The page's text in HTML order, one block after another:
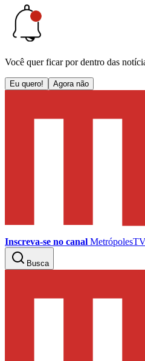
Você quer ficar por dentro das
Eu quero! Agora não
Inscreva-se no canal
Busca